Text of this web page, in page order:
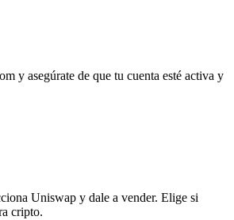
y asegúrate de que tu cuenta esté activa y
Uniswap y dale a vender. Elige si
cripto.